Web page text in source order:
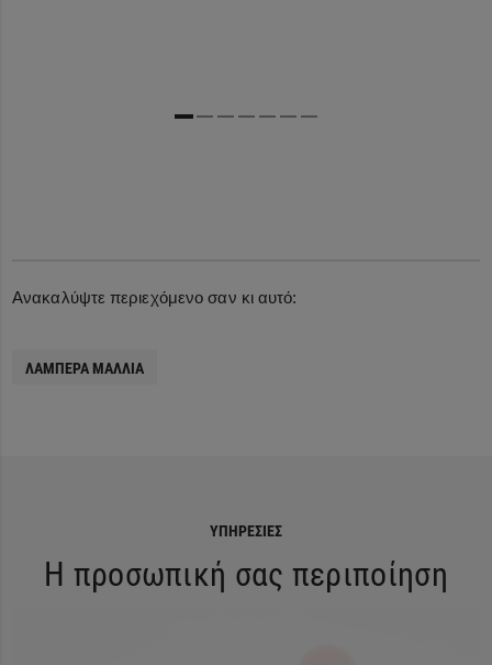
Ανακαλύψτε περιεχόμενο σαν κι αυτό:
ΛΑΜΠΕΡΆ ΜΑΛΛΙΆ
ΥΠΗΡΕΣΊΕΣ
Η προσωπική σας περιποίηση